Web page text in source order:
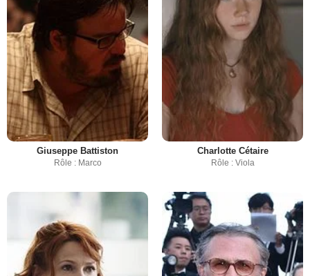
Giuseppe Battiston
Rôle : Marco
Charlotte Cétaire
Rôle : Viola